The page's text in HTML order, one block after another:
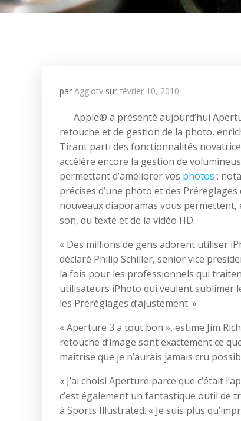
par Agglotv sur février 10, 2010
Apple® a présenté aujourd’hui
retouche et de gestion de la photo,
Tirant parti des fonctionnalités
accélère encore la gestion de
permettant d’améliorer vos photos :
précises d’une photo et des
nouveaux diaporamas vous
son, du texte et de la vidéo HD.
« Des millions de gens adorent utiliser
déclaré Philip Schiller, senior vice
la fois pour les professionnels qui
utilisateurs iPhoto qui veulent sublimer
les Préréglages d’ajustement. »
« Aperture 3 a tout bon », estime Jim
retouche d’image sont exactement ce
maîtrise que je n’aurais jamais cru
« J’ai choisi Aperture parce que c’était
c’est également un fantastique outil de
à Sports Illustrated. « Je suis plus